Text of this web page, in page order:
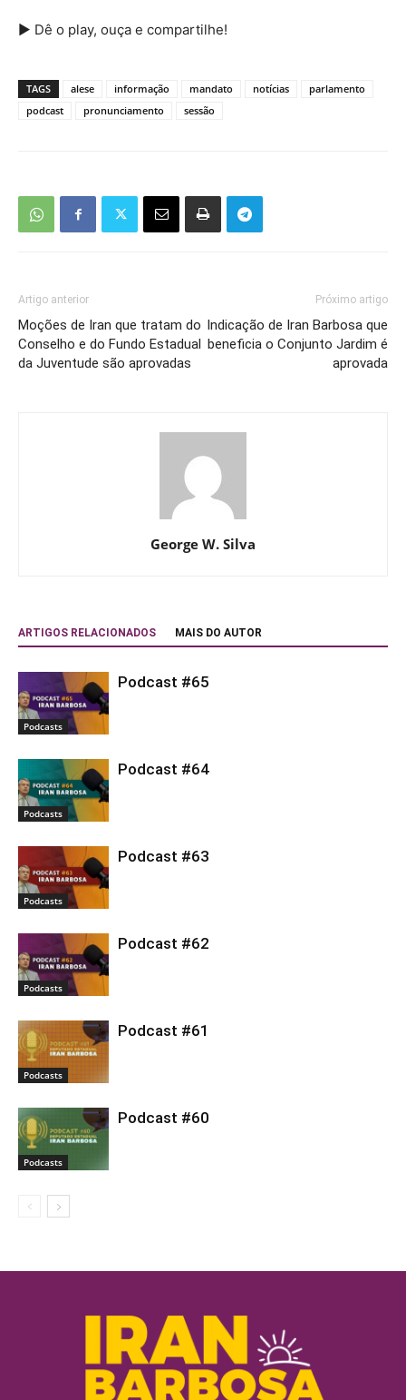
▶️ Dê o play, ouça e compartilhe!
TAGS alese informação mandato notícias
parlamento
podcast
pronunciamento sessão
Artigo anterior
Moções de Iran que tratam do
Conselho e do Fundo Estadual
da Juventude são aprovadas
Próximo artigo
Indicação de Iran Barbosa que
beneficia o Conjunto Jardim é
aprovada
George W. Silva
ARTIGOS RELACIONADOS MAIS DO AUTOR
Podcasts
Podcast #65
Podcasts
Podcast #64
Podcasts
Podcast #63
Podcasts
Podcast #62
Podcasts
Podcast #61
Podcasts
Podcast #60